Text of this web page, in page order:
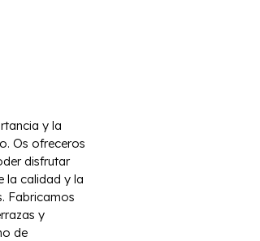
y la
Os ofreceros
disfrutar
la calidad y la
Fabricamos
y
de